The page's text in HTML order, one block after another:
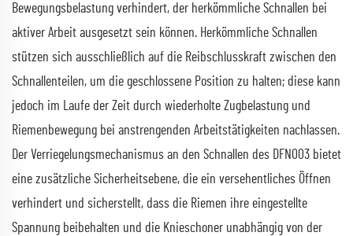
Bewegungsbelastung verhindert, der herkömmliche Schnallen bei
aktiver Arbeit ausgesetzt sein können. Herkömmliche Schnallen
stützen sich ausschließlich auf die Reibschlusskraft zwischen den
Schnallenteilen, um die geschlossene Position zu halten; diese kann
jedoch im Laufe der Zeit durch wiederholte Zugbelastung und
Riemenbewegung bei anstrengenden Arbeitstätigkeiten nachlassen.
Der Verriegelungsmechanismus an den Schnallen des DFN003 bietet
eine zusätzliche Sicherheitsebene, die ein versehentliches Öffnen
verhindert und sicherstellt, dass die Riemen ihre eingestellte
Spannung beibehalten und die Knieschoner unabhängig von der